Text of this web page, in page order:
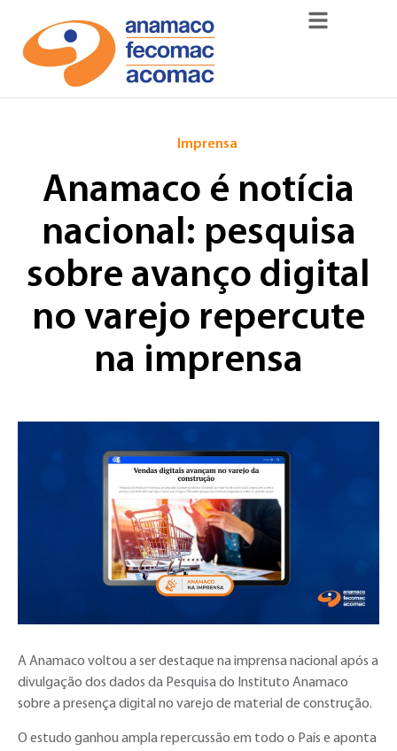
Imprensa
Anamaco é notícia
nacional: pesquisa
sobre avanço digital
no varejo repercute
na imprensa
A Anamaco voltou a ser destaque na imprensa nacional após a
divulgação dos dados da Pesquisa do Instituto Anamaco
sobre a presença digital no varejo de material de construção.
O estudo ganhou ampla repercussão em todo o País e aponta